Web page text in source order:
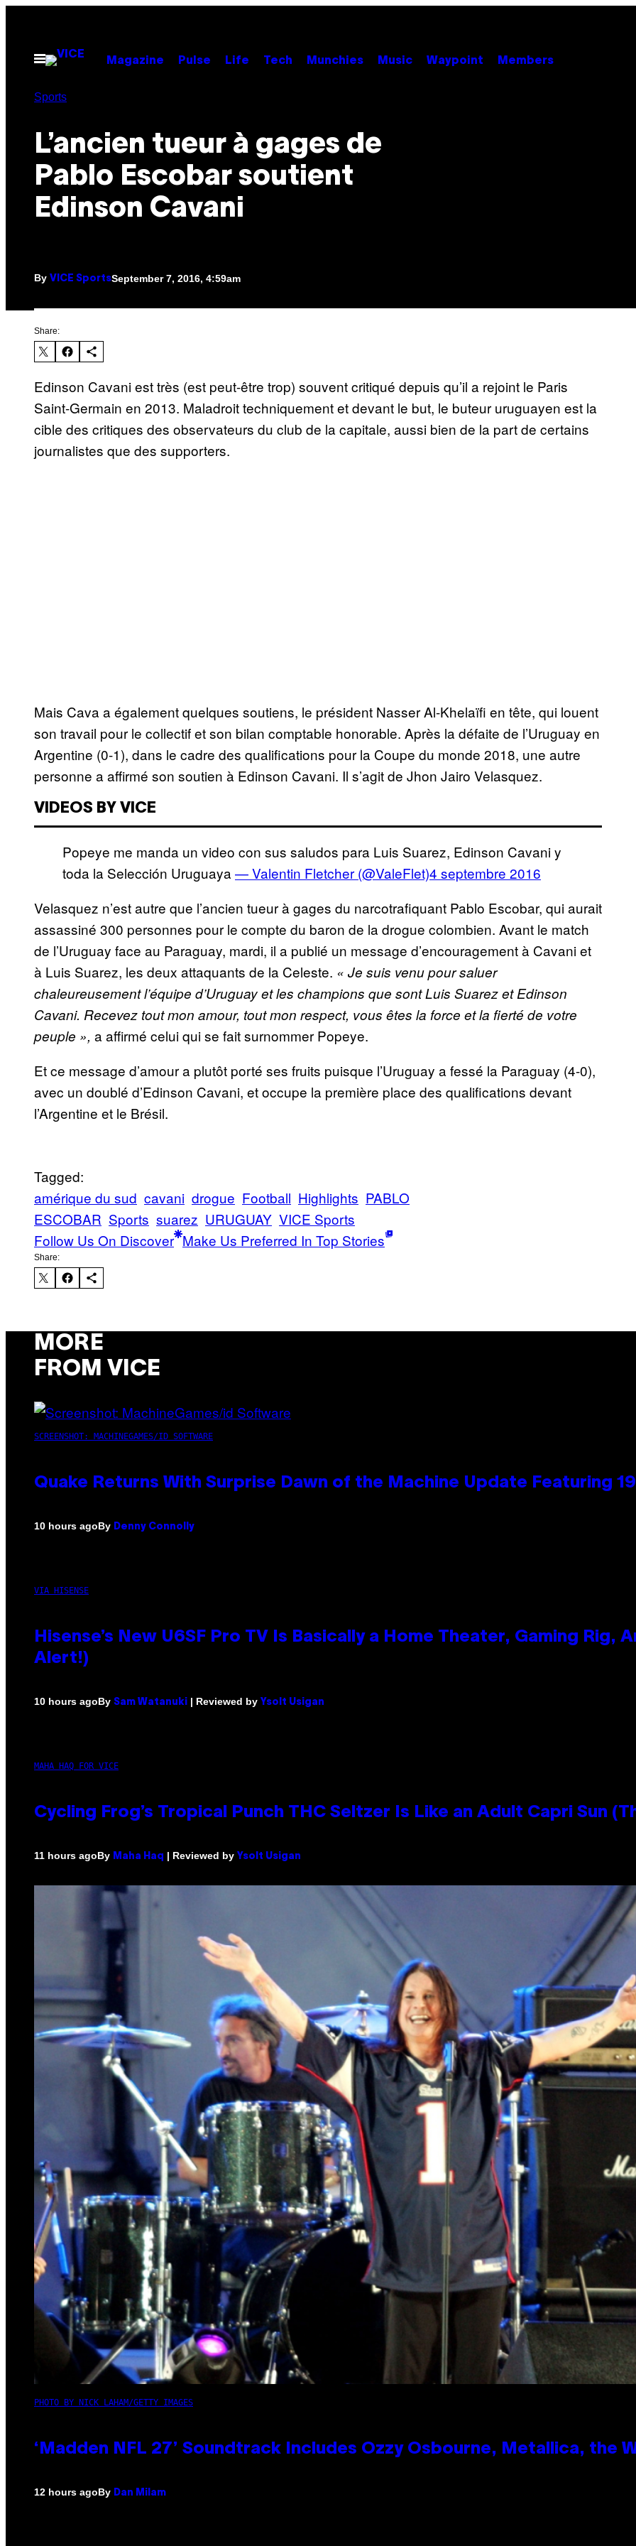
contentOpen
Menu
Magazine Pulse Life Tech Munchies Music Waypoint Members
Sports
L’ancien tueur à gages de
Pablo Escobar soutient
Edinson Cavani
By VICE SportsSeptember 7, 2016, 4:59am
Share:
Edinson Cavani est très (est peut-être trop) souvent critiqué depuis qu’il a rejoint le Paris
Saint-Germain en 2013. Maladroit techniquement et devant le but, le buteur uruguayen est la
cible des critiques des observateurs du club de la capitale, aussi bien de la part de certains
journalistes que des supporters.
Mais Cava a également quelques soutiens, le président Nasser Al-Khelaïfi en tête, qui louent
son travail pour le collectif et son bilan comptable honorable. Après la défaite de l’Uruguay en
Argentine (0-1), dans le cadre des qualifications pour la Coupe du monde 2018, une autre
personne a affirmé son soutien à Edinson Cavani. Il s’agit de Jhon Jairo Velasquez.
VIDEOS BY VICE
Popeye me manda un video con sus saludos para Luis Suarez, Edinson Cavani y
toda la Selección Uruguaya — Valentin Fletcher (@ValeFlet)4 septembre 2016
Velasquez n’est autre que l’ancien tueur à gages du narcotrafiquant Pablo Escobar, qui aurait
assassiné 300 personnes pour le compte du baron de la drogue colombien. Avant le match
de l’Uruguay face au Paraguay, mardi, il a publié un message d’encouragement à Cavani et
à Luis Suarez, les deux attaquants de la Celeste. « Je suis venu pour saluer
chaleureusement l’équipe d’Uruguay et les champions que sont Luis Suarez et Edinson
Cavani. Recevez tout mon amour, tout mon respect, vous êtes la force et la fierté de votre
peuple », a affirmé celui qui se fait surnommer Popeye.
Et ce message d’amour a plutôt porté ses fruits puisque l’Uruguay a fessé la Paraguay (4-0),
avec un doublé d’Edinson Cavani, et occupe la première place des qualifications devant
l’Argentine et le Brésil.
Tagged:
amérique du sud cavani drogue Football Highlights PABLO
ESCOBAR Sports suarez URUGUAY VICE Sports
Follow Us On Discover Make Us Preferred In Top Stories
Share:
MORE
FROM VICE
SCREENSHOT: MACHINEGAMES/ID SOFTWARE
Quake Returns With Surprise Dawn of the Machine Update Featuring
10 hours agoBy Denny Connolly
VIA HISENSE
Hisense’s New U6SF Pro TV Is Basically a Home Theater, Gaming Rig,
Alert!)
10 hours agoBy Sam Watanuki | Reviewed by Ysolt Usigan
MAHA HAQ FOR VICE
Cycling Frog’s Tropical Punch THC Seltzer Is Like an Adult Capri Sun
11 hours agoBy Maha Haq | Reviewed by Ysolt Usigan
PHOTO BY NICK LAHAM/GETTY IMAGES
‘Madden NFL 27’ Soundtrack Includes Ozzy Osbourne, Metallica, the
12 hours agoBy Dan Milam